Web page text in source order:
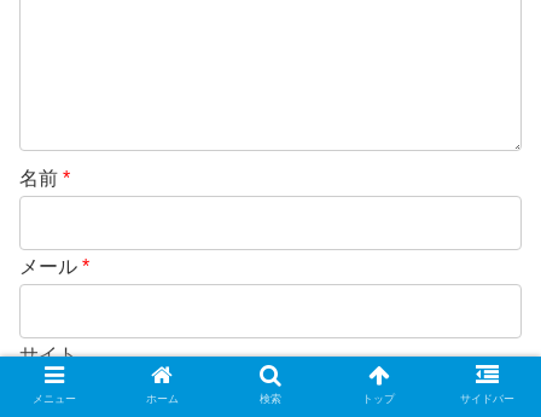
名前 *
メール *
サイト
メニュー ホーム 検索 トップ サイドバー